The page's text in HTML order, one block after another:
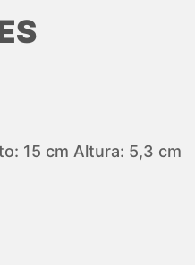
15 cm Altura: 5,3 cm